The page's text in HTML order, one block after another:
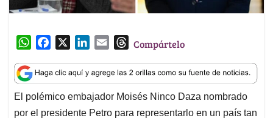
W
a
t
s
A
c
e
b
o
n
k
e
d
a
i
l
T
r
e
a
d
Compártelo
El polémico embajador Moisés Ninco Daza nombrado
por el presidente Petro para representarlo en un país tan